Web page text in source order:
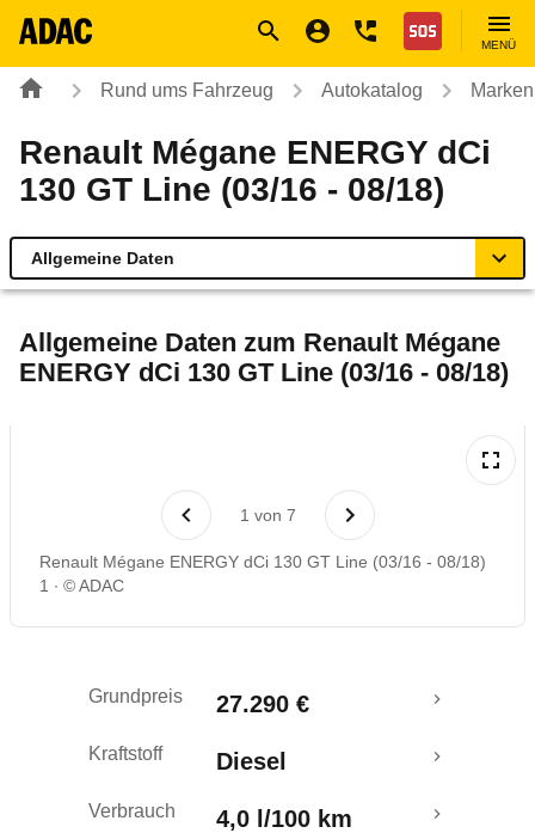
Nothilfe
MENÜ
Rund ums Fahrzeug Autokatalog
Renault Mégane ENERGY dCi
130 GT Line (03/16 - 08/18)
Allgemeine Daten
Technische Daten
Laufende Kosten
Rückrufe & Mängel
Allgemeine Daten zum Renault Mégane
ENERGY dCi 130 GT Line (03/16 - 08/18)
1 von 7
Renault Mégane ENERGY dCi 130 GT Line (03/16 - 08/18)
1
© ADAC
Grundpreis 27.290 €
Kraftstoff Diesel
Verbrauch 4,0 l/100 km